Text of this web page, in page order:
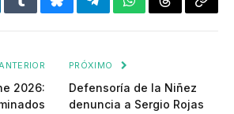
TumblrBlueskyTelegramWhatsApp
Threads
2026:
PRÓXIMO
Defensoría de la Niñez
denuncia a Sergio Rojas